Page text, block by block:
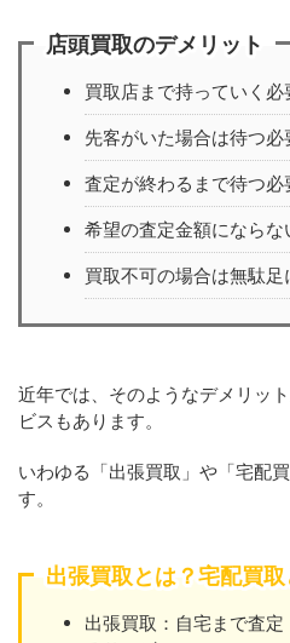
店頭買取のデメリット
買取店まで持っていく必
先客がいた場合は待つ必
査定が終わるまで待つ必
希望の査定金額にならな
買取不可の場合は無駄足
近年では、そのようなデメリッ
ビスもあります。
いわゆる「出張買取」や「宅配
す。
出張買取とは？宅配買
出張買取：自宅まで査定